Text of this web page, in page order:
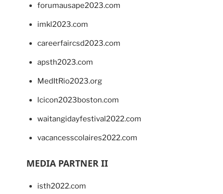
forumausape2023.com
imkl2023.com
careerfaircsd2023.com
apsth2023.com
MedItRio2023.org
lcicon2023boston.com
waitangidayfestival2022.com
vacancesscolaires2022.com
MEDIA PARTNER II
isth2022.com